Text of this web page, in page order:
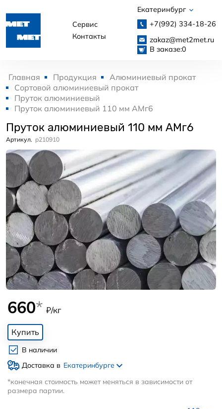
Сервис
Контакты
Екатеринбург
+7(992) 334-18-26
zakaz@met2met.ru
В заказе:0
Главная Продукция
Алюминиевый прокат
Сортовой алюминиевый прокат
Пруток алюминиевый
Пруток алюминиевый 110 мм АМг6
Пруток алюминиевый 110 мм АМг6
Артикул. p210910
660* ₽/кг
Купить
В наличии
Доставка в Екатеринбурге
*конечная стоимость может меняться в зависимости от
размера партии.